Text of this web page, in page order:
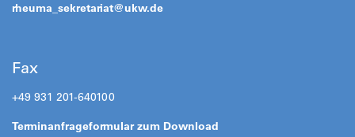
rheuma_sekretariat@ukw.de
Fax
+49 931 201-640100
Terminanfrageformular zum Download